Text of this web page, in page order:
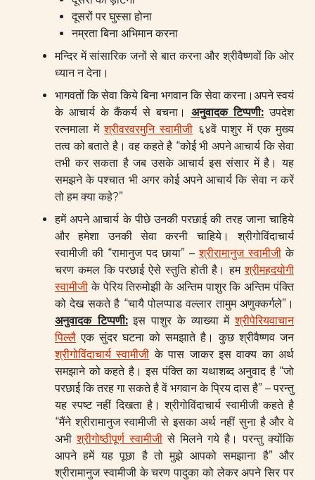
दूसरों पर घुस्सा होना
नम्रता बिना अभिमान करना
मन्दिर में सांसारिक जनों से बात करना और श्रीवैष्णवों कि ओर
ध्यान न देना।
भागवतों कि सेवा किये बिना भगवान कि सेवा करना।अपने स्वयं
के आचार्य के कैंकर्य से बचना। अनुवादक टिप्पणी: उपदेश
रत्नमाला मेंश्रीवरवरमुनि स्वामीजी ६४वें पाशुर में एक मुख्य
तत्व को बताते है। वह कहते है “कोई भी अपने आचार्य कि सेवा
तभी कर सकता है जब उसके आचार्य इस संसार में है। यह
समझने के पश्चात भी अगर कोई अपने आचार्य कि सेवा न करें
तो हम क्या कहे?”
हमें अपने आचार्य के पीछे उनकी परछाई की तरह जाना चाहिये
और हमेशा उनकी सेवा करनी चाहिये। श्रीगोविंदाचार्य
स्वामीजी की “रामानुज पद छाया” –श्रीरामानुज स्वामीजी के
चरण कमल कि परछाई ऐसे स्तुति होती है। हमश्रीमहदयोगी
स्वामीजी के पेरिय तिरुमोझी के अन्तिम पाशुर कि अन्तिम पंक्ति
को देख सकते है “चायै पोलप्पाड वल्लार तामुम अणुक्कर्गले”।
अनुवादक टिप्पणी:इस पाशुर के व्याख्या मेंश्रीपेरियवाचान
पिल्लै एक सुंदर घटना को समझाते है। कुछ श्रीवैष्णव जन
श्रीगोविंदाचार्य स्वामीजी के पास जाकर इस वाक्य का अर्थ
समझाने को कहते है। इस पंक्ति का यथाशब्द अनुवाद है “जो
परछाई कि तरह गा सकते है वें भगवान के प्रिय दास है” – परन्तु
यह स्पष्ट नहीं दिखता है। श्रीगोविंदाचार्य स्वामीजी कहते है
“मैंने श्रीरामानुज स्वामीजी से इसका अर्थ नहीं सुना है और वे
अभीश्रीगोष्ठीपूर्ण स्वामीजी से मिलने गये है। परन्तु क्योंकि
आपने हमें यह पूछा है तो मुझे आपको समझाना है” और
श्रीरामानुज स्वामीजी के चरण पादुका को लेकर अपने सिर पर